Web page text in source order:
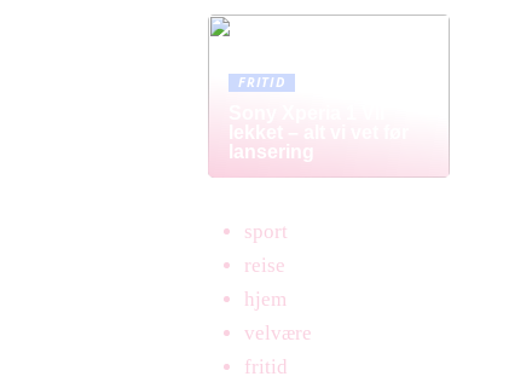
FRITID
lekket – alt vi vet før
lansering
sport
reise
hjem
velvære
fritid